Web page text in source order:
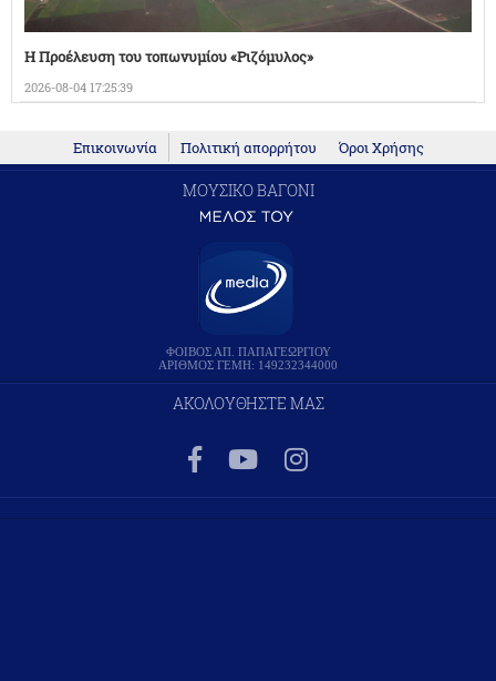
Η Προέλευση του τοπωνυμίου «Ριζόμυλος»
2026-08-04 17:25:39
Επικοινωνία Πολιτική απορρήτου Όροι Χρήσης
ΜΟΥΣΙΚΟ ΒΑΓΟΝΙ
ΦΟΙΒΟΣ ΑΠ. ΠΑΠΑΓΕΩΡΓΙΟΥ
ΑΡΙΘΜΟΣ ΓΕΜΗ: 149232344000
ΑΚΟΛΟΥΘΗΣΤΕ ΜΑΣ